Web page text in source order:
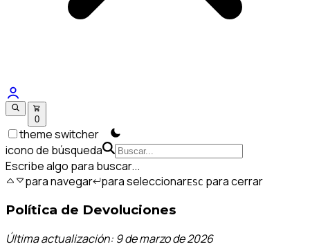
0
theme switcher
icono de búsqueda
Escribe algo para buscar...
para navegar para seleccionarESC para cerrar
Política de Devoluciones
Última actualización: 9 de marzo de 2026